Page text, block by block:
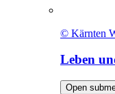
© Kärnten
Leben
Open